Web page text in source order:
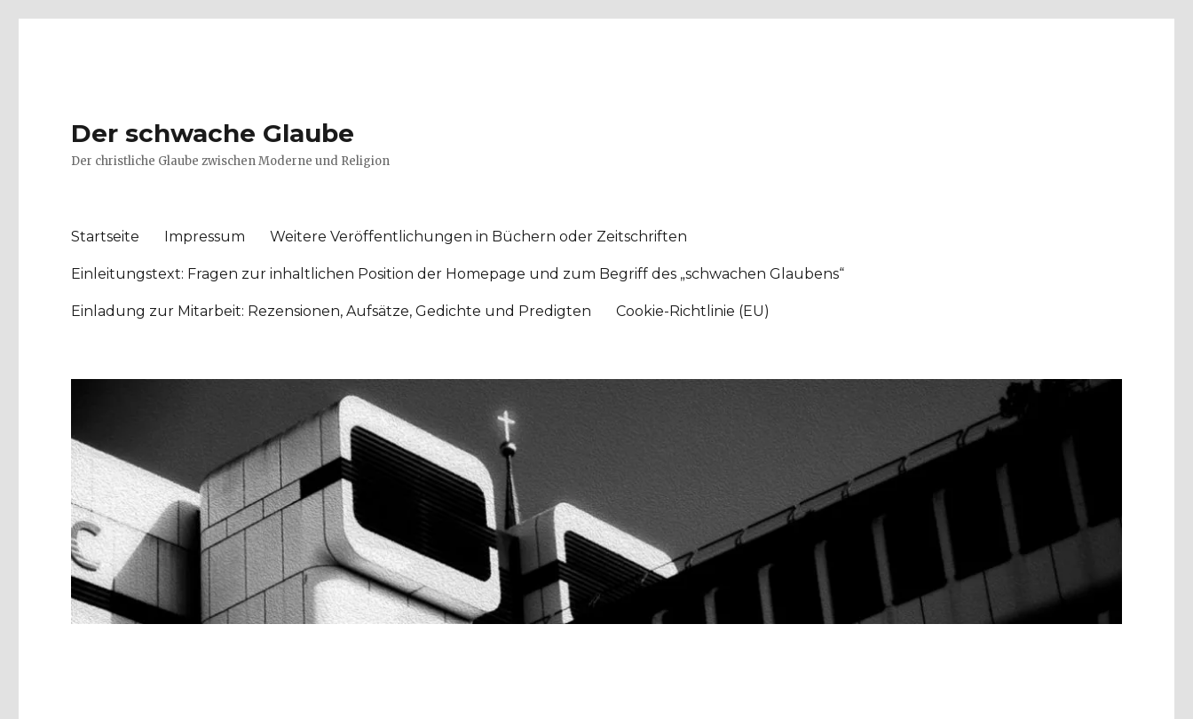
Der schwache Glaube
Der christliche Glaube zwischen Moderne und Religion
Startseite Impressum Weitere Veröffentlichungen in Büchern oder Zeitschriften
Einleitungstext: Fragen zur inhaltlichen Position der Homepage und zum Begriff des „schwachen Glaubens“
Einladung zur Mitarbeit: Rezensionen, Aufsätze, Gedichte und Predigten Cookie-Richtlinie (EU)